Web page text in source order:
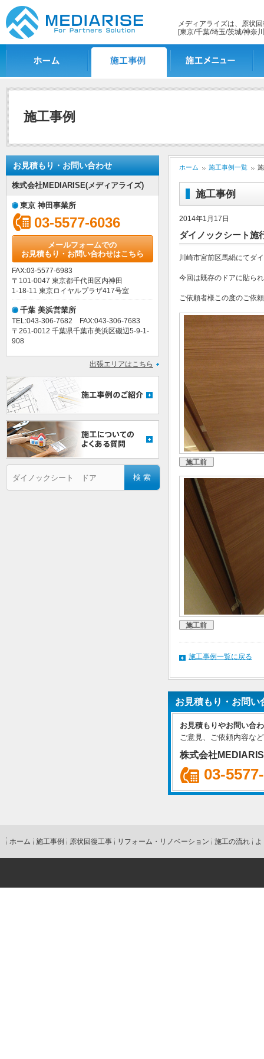
メディアライズは、原状
[東京/千葉/埼玉/茨城/神奈
施工事例
お見積もり・お問い合わせ
株式会社MEDIARISE(メディアライズ)
東京 神田事業所
03-5577-6036
メールフォームでの
お見積もり・お問い合わせはこちら
FAX:03-5577-6983
〒101-0047 東京都千代田区内神田
1-18-11 東京ロイヤルプラザ417号室
千葉 美浜営業所
TEL:043-306-7682 FAX:043-306-7683
〒261-0012 千葉県千葉市美浜区磯辺5-9-1-
908
出張エリアはこちら
ホーム 施工事例一覧
施工事例
2014年1月17日
ダイノックシート施
川崎市宮前区馬絹にてダ
今回は既存のドアに貼ら
ご依頼者様この度のご依
施工前
施工前
施工事例一覧に戻る
お見積もり・お問い
お見積もりやお問い合
ご意見、ご依頼内容な
株式会社
03-
ホーム 施工事例 原状回復工事 リフォーム・リノベーション 施工の流れ よ